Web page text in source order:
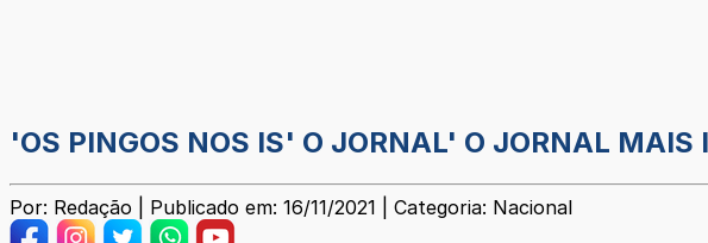
'OS PINGOS NOS IS' O JORNAL' O JORNAL
Por: Redação | Publicado em: 16/11/2021 | Categoria: Nacional